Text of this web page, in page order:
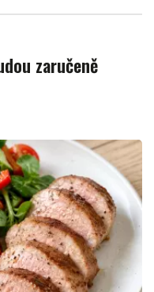
zaručeně